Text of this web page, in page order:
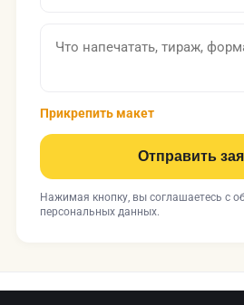
Прикрепить макет
Отправить
Нажимая кнопку, вы соглашаетесь с
персональных данных.